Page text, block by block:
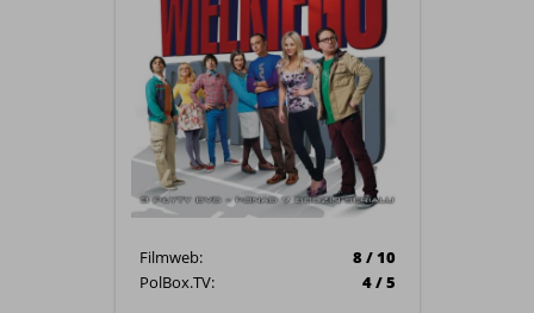
Filmweb:
8 / 10
PolBox.TV:
4 / 5